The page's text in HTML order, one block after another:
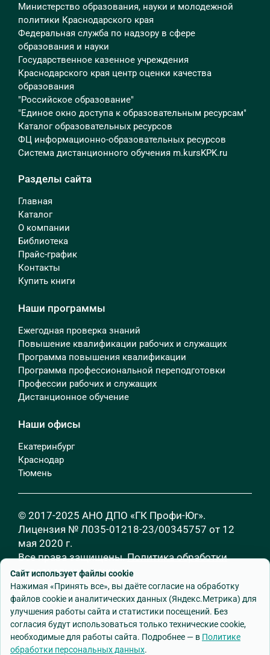
Министерство образования, науки и молодежной
политики Краснодарского края
Федеральная служба по надзору в сфере
образования и науки
Государственное казенное учреждения
Краснодарского края центр оценки качества
образования
"Российское образование"
"Единое окно доступа к образовательным ресурсам"
Каталог образовательных ресурсов
ФЦ информационно-образовательных ресурсов
Система дистанционного обучения m.kursKPK.ru
Разделы сайта
Главная
Каталог
О компании
Библиотека
Прайс-график
Контакты
Купить книги
Наши программы
Ежегодная проверка знаний
Повышение квалификации рабочих и служащих
Программа повышения квалификации
Программа профессиональной переподготовки
Профессии рабочих и служащих
Дистанционное обучение
Наши офисы
Екатеринбург
Краснодар
Тюмень
© 2017-2025 АНО ДПО «ГК Профи-Юг».
Лицензия № Л035-01218-23/00345757 от 12
мая 2020 г.
Все права защищены.Политика обработки
персональных данных
Сайт использует файлы cookie
Нажимая «Принять все», вы даёте согласие на обработку
файлов cookie и аналитических данных (Яндекс.Метрика) для
улучшения работы сайта и статистики посещений. Без
согласия будут использоваться только технические cookie,
необходимые для работы сайта. Подробнее — в Политике
обработки персональных данных.